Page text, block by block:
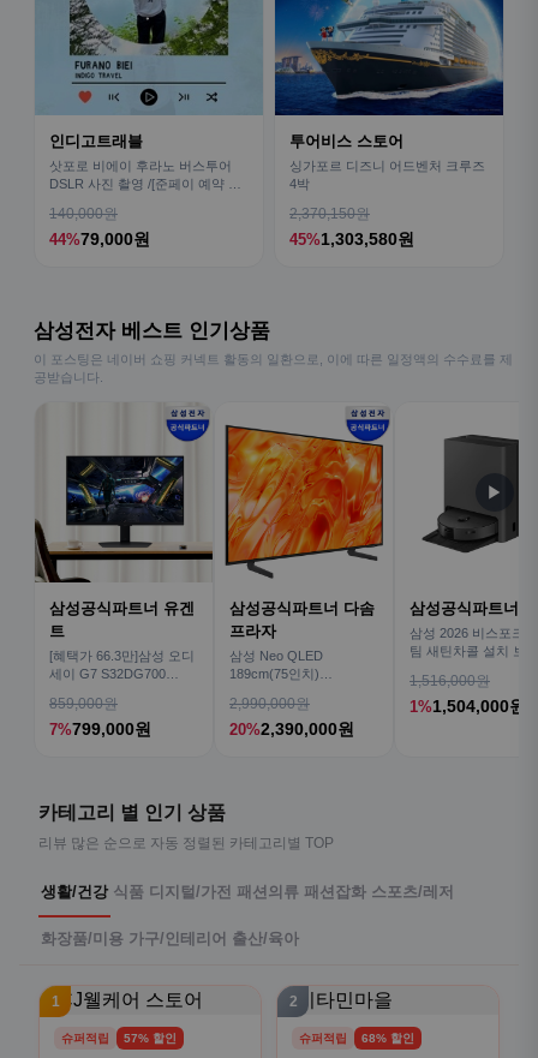
인디고트래블
삿포로 비에이 후라노 버스투어
DSLR 사진 촬영 /[준페이 예약 식
140,000원
44%79,000원
투어비스 스토어
싱가포르 디즈니 어드벤처 크루즈
4박
2,370,150원
45%1,303,580원
삼성전자 베스트 인기상품
이 포스팅은 네이버 쇼핑 커넥트 활동의 일환으로, 이에 따른 일정액의 수수료를 제
공받습니다.
삼성공식파트너 유겐
트
[혜택가 66.3만]삼성 오디
세이 G7 S32DG700
859,000원
7%799,000원
삼성공식파트너 다솜
프라자
삼성 Neo QLED
189cm(75인치)
TV
2,990,000원
20%2,390,000원
삼성공식파트너
삼성 2026 비스포크
팀 새틴차콜 설치 보
1,516,000원
1%1,504,000원
▶
카테고리 별 인기 상품
리뷰 많은 순으로 자동 정렬된 카테고리별 TOP
생활/건강 식품 디지털/가전 패션의류 패션잡화 스포츠/레저
화장품/미용 가구/인테리어 출산/육아
1
슈퍼적립 57% 할인
2
슈퍼적립 68% 할인